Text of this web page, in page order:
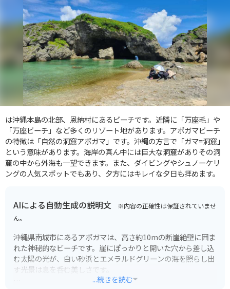
は沖縄本島の北部、恩納村にあるビーチです。近隣に「万座毛」や
「万座ビーチ」など多くのリゾート地があります。アポガマビーチ
の特徴は「自然の洞窟アポガマ」です。沖縄の方言で「ガマ=洞窟」
という意味があります。海岸の真ん中には巨大な洞窟がありその洞
窟の中から外海も一望できます。また、ダイビングやシュノーケリ
ングの人気スポットでもあり、夕方にはキレイな夕日も拝めます。
AIによる自動生成の説明文 ※内容の正確性は保証されていませ
ん。
沖縄県南城市にあるアポガマは、高さ約10mの断崖絶壁に囲ま
れた神秘的なビーチです。崖にぽっかりと開いた穴から差し込
む太陽の光が、白い砂浜とエメラルドグリーンの海を照らし出
す光景は息を呑む美しさです。
...続きを読む